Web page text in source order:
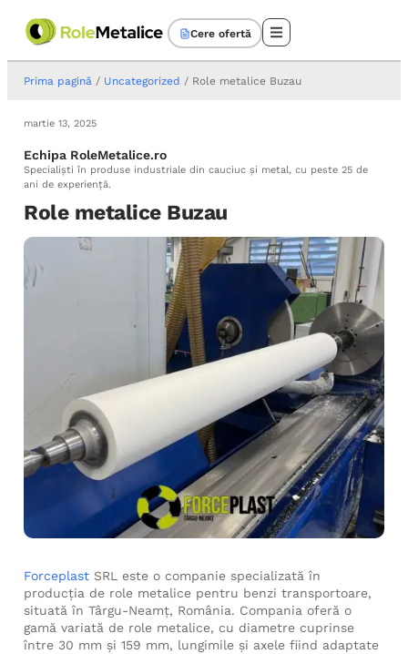
Cere ofertă
Prima pagină / Uncategorized / Role metalice Buzau
martie 13, 2025
Echipa RoleMetalice.ro
Specialiști în produse industriale din cauciuc și metal, cu peste 25 de
ani de experiență.
Role metalice Buzau
Forceplast SRL este o companie specializată în
producția de role metalice pentru benzi transportoare,
situată în Târgu-Neamț, România. Compania oferă o
gamă variată de role metalice, cu diametre cuprinse
între 30 mm și 159 mm, lungimile și axele fiind adaptate